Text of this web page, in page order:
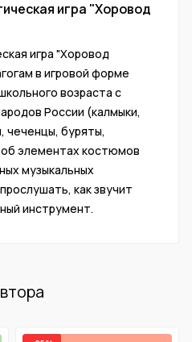
игра "Хоровод
игра "Хоровод
в игровой форме
возраста с
России (калмыки,
чеченцы, буряты,
элементах костюмов
музыкальных
как звучит
инструмент.